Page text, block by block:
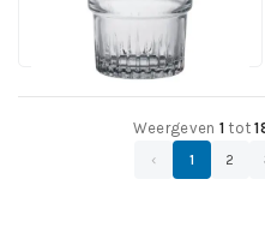
pro Stück
Ansehen
Weergeven 1 tot
‹ 1 2